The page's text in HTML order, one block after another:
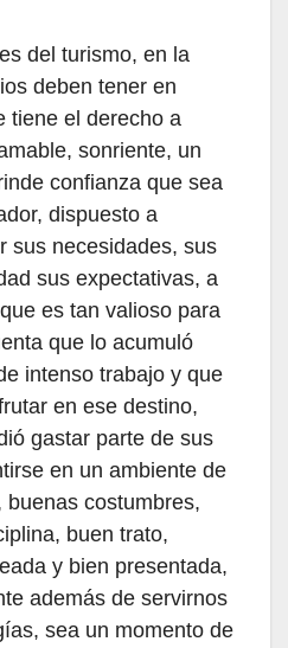
del turismo, en la
deben tener en
tiene el derecho a
sonriente, un
confianza que sea
dispuesto a
sus necesidades, sus
sus expectativas, a
es tan valioso para
que lo acumuló
intenso trabajo y que
en ese destino,
gastar parte de sus
en un ambiente de
costumbres,
buen trato,
y bien presentada,
además de servirnos
sea un momento de